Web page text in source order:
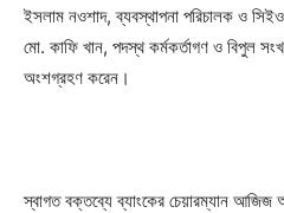
ইসলাম নওশাদ, ব্যবস্থাপনা পরিচালক ও
মো. কাফি খান, পদস্থ কর্মকর্তাগণ ও বিপুল
অংশগ্রহণ করেন।
স্বাগত বক্তব্যে ব্যাংকের চেয়ারম্যান